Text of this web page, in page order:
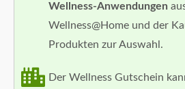
Wellness-Anwendungen
Wellness@Home und der
Produkten zur Auswahl.
Der Wellness Gutschein